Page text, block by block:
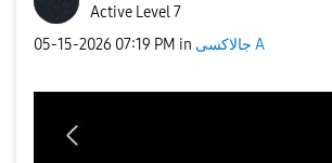
Active Level 7
‎05-15-2026 07:19 PM in جالاكسى A